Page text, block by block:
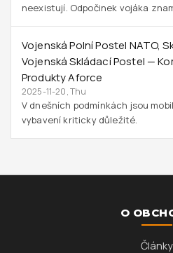
neexistují. Odpočinek vojáka
Vojenská Polní Postel NATO,
Vojenská Skládací Postel —
Produkty Aforce
2025-11-20, Thu
V dnešních podmínkách jsou
vybavení kriticky důležité.
O
Články